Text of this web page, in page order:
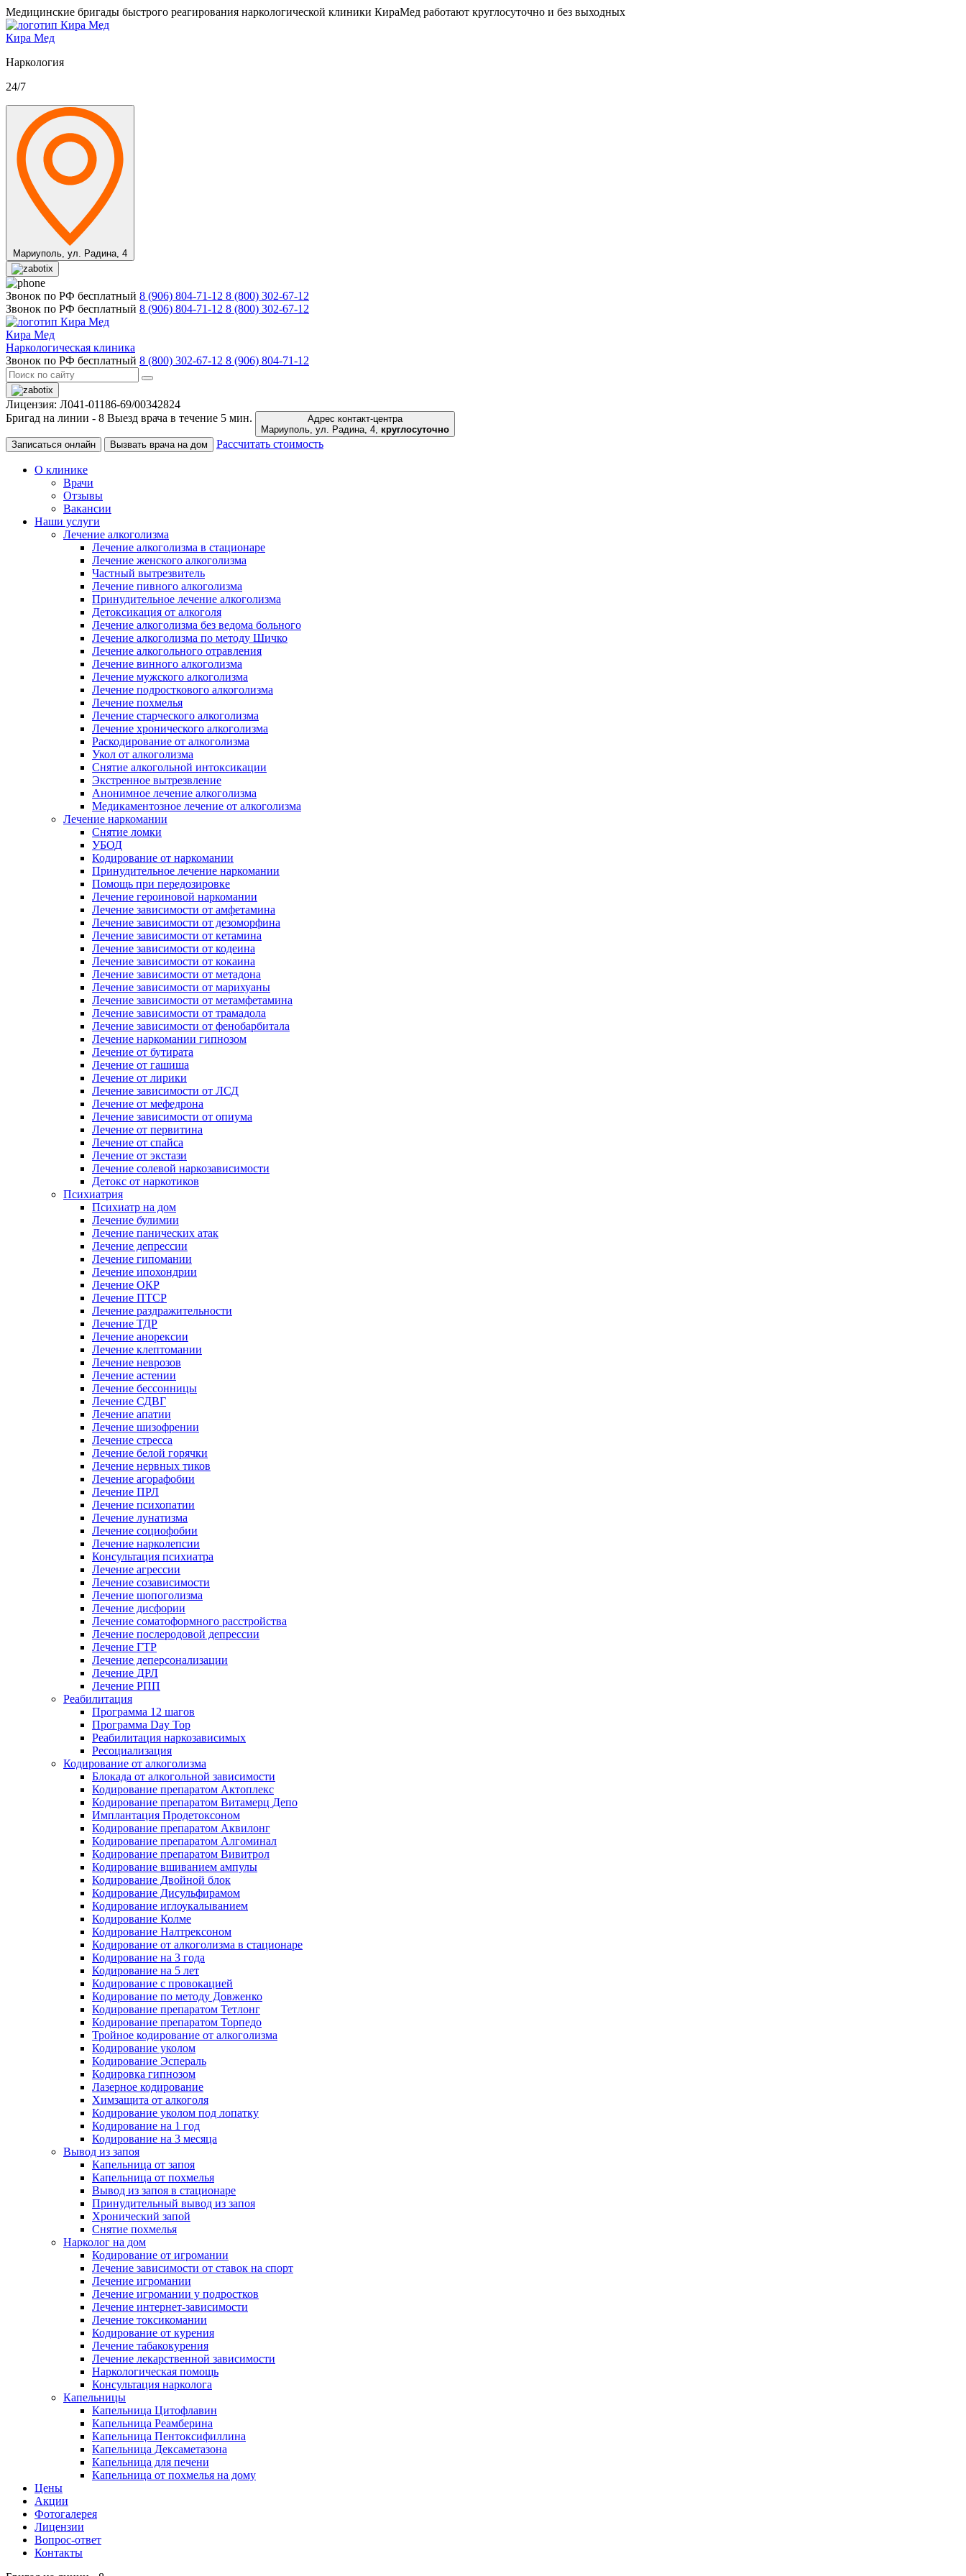
Медицинские бригады быстрого реагирования наркологической клиники КираМед работают круглосуточно и без выходных
Кира Мед
Наркология
24/7
Мариуполь, ул. Радина, 4
Звонок по РФ бесплатный 8 (906) 804-71-12 8 (800) 302-67-12
Звонок по РФ бесплатный 8 (906) 804-71-12 8 (800) 302-67-12
Кира Мед
Наркологическая клиника
Звонок по РФ бесплатный 8 (800) 302-67-12 8 (906) 804-71-12
Лицензия: Л041-01186-69/00342824
Бригад на линии - 8 Выезд врача в течение 5 мин.
Адрес контакт-центра
Мариуполь, ул. Радина, 4, круглосуточно
Записаться онлайн
Вызвать врача на дом Рассчитать стоимость
О клинике
Врачи
Отзывы
Вакансии
Наши услуги
Лечение алкоголизма
Лечение алкоголизма в стационаре
Лечение женского алкоголизма
Частный вытрезвитель
Лечение пивного алкоголизма
Принудительное лечение алкоголизма
Детоксикация от алкоголя
Лечение алкоголизма без ведома больного
Лечение алкоголизма по методу Шичко
Лечение алкогольного отравления
Лечение винного алкоголизма
Лечение мужского алкоголизма
Лечение подросткового алкоголизма
Лечение похмелья
Лечение старческого алкоголизма
Лечение хронического алкоголизма
Раскодирование от алкоголизма
Укол от алкоголизма
Снятие алкогольной интоксикации
Экстренное вытрезвление
Анонимное лечение алкоголизма
Медикаментозное лечение от алкоголизма
Лечение наркомании
Снятие ломки
УБОД
Кодирование от наркомании
Принудительное лечение наркомании
Помощь при передозировке
Лечение героиновой наркомании
Лечение зависимости от амфетамина
Лечение зависимости от дезоморфина
Лечение зависимости от кетамина
Лечение зависимости от кодеина
Лечение зависимости от кокаина
Лечение зависимости от метадона
Лечение зависимости от марихуаны
Лечение зависимости от метамфетамина
Лечение зависимости от трамадола
Лечение зависимости от фенобарбитала
Лечение наркомании гипнозом
Лечение от бутирата
Лечение от гашиша
Лечение от лирики
Лечение зависимости от ЛСД
Лечение от мефедрона
Лечение зависимости от опиума
Лечение от первитина
Лечение от спайса
Лечение от экстази
Лечение солевой наркозависимости
Детокс от наркотиков
Психиатрия
Психиатр на дом
Лечение булимии
Лечение панических атак
Лечение депрессии
Лечение гипомании
Лечение ипохондрии
Лечение ОКР
Лечение ПТСР
Лечение раздражительности
Лечение ТДР
Лечение анорексии
Лечение клептомании
Лечение неврозов
Лечение астении
Лечение бессонницы
Лечение СДВГ
Лечение апатии
Лечение шизофрении
Лечение стресса
Лечение белой горячки
Лечение нервных тиков
Лечение агорафобии
Лечение ПРЛ
Лечение психопатии
Лечение лунатизма
Лечение социофобии
Лечение нарколепсии
Консультация психиатра
Лечение агрессии
Лечение созависимости
Лечение шопоголизма
Лечение дисфории
Лечение соматоформного расстройства
Лечение послеродовой депрессии
Лечение ГТР
Лечение деперсонализации
Лечение ДРЛ
Лечение РПП
Реабилитация
Программа 12 шагов
Программа Day Top
Реабилитация наркозависимых
Ресоциализация
Кодирование от алкоголизма
Блокада от алкогольной зависимости
Кодирование препаратом Актоплекс
Кодирование препаратом Витамерц Депо
Имплантация Продетоксоном
Кодирование препаратом Аквилонг
Кодирование препаратом Алгоминал
Кодирование препаратом Вивитрол
Кодирование вшиванием ампулы
Кодирование Двойной блок
Кодирование Дисульфирамом
Кодирование иглоукалыванием
Кодирование Колме
Кодирование Налтрексоном
Кодирование от алкоголизма в стационаре
Кодирование на 3 года
Кодирование на 5 лет
Кодирование с провокацией
Кодирование по методу Довженко
Кодирование препаратом Тетлонг
Кодирование препаратом Торпедо
Тройное кодирование от алкоголизма
Кодирование уколом
Кодирование Эспераль
Кодировка гипнозом
Лазерное кодирование
Химзащита от алкоголя
Кодирование уколом под лопатку
Кодирование на 1 год
Кодирование на 3 месяца
Вывод из запоя
Капельница от запоя
Капельница от похмелья
Вывод из запоя в стационаре
Принудительный вывод из запоя
Хронический запой
Снятие похмелья
Нарколог на дом
Кодирование от игромании
Лечение зависимости от ставок на спорт
Лечение игромании
Лечение игромании у подростков
Лечение интернет-зависимости
Лечение токсикомании
Кодирование от курения
Лечение табакокурения
Лечение лекарственной зависимости
Наркологическая помощь
Консультация нарколога
Капельницы
Капельница Цитофлавин
Капельница Реамберина
Капельница Пентоксифиллина
Капельница Дексаметазона
Капельница для печени
Капельница от похмелья на дому
Цены
Акции
Фотогалерея
Лицензии
Вопрос-ответ
Контакты